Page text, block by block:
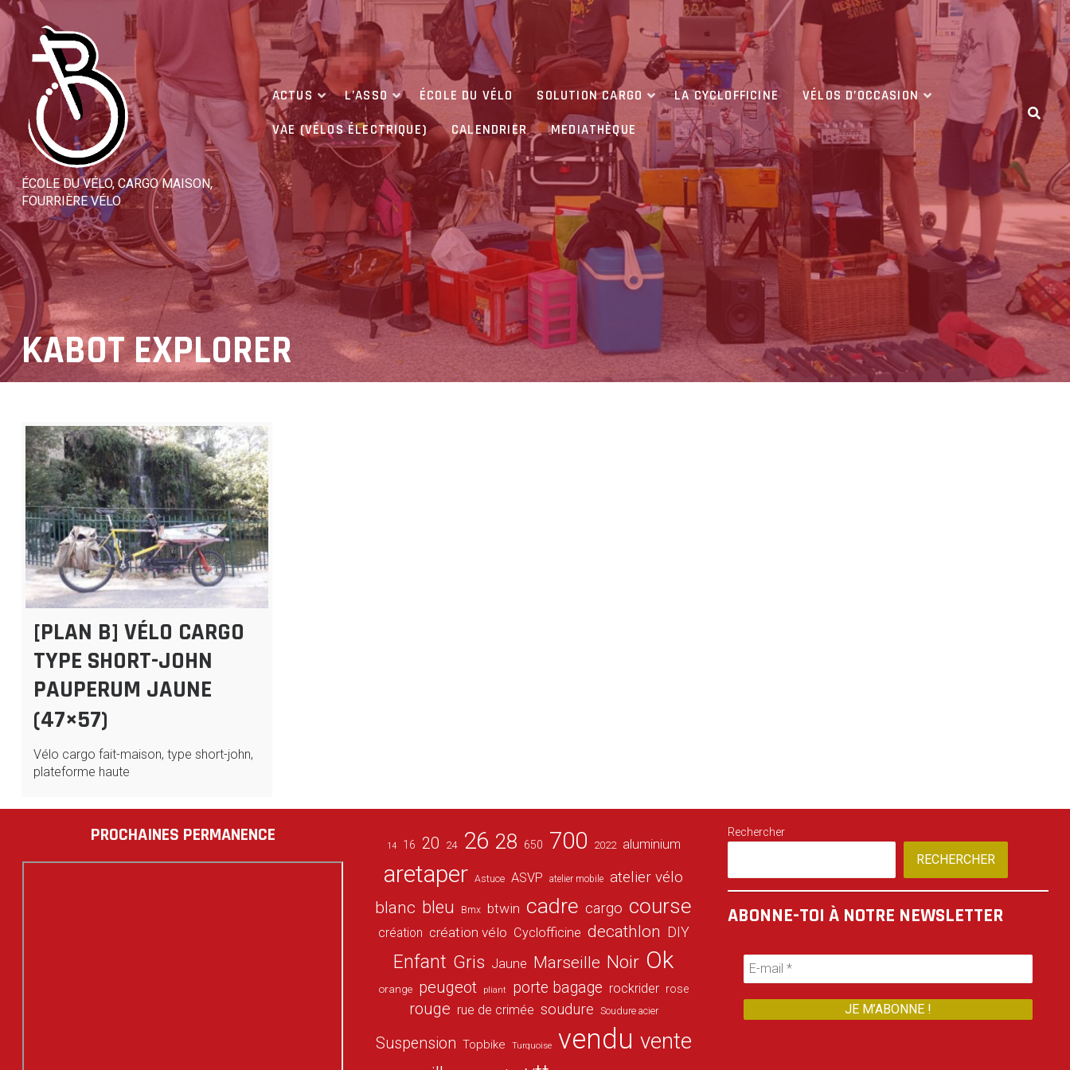
Skip
content
ÉCOLE DU VÉLO, CARGO MAISON,
FOURRIÈRE VÉLO
ACTUS L’ASSO ÉCOLE DU VÉLO SOLUTION CARGO LA CYCLOFFICINE
VÉLOS D’OCCASION
VAE (VÉLOS ÉLECTRIQUE)
CALENDRIER MEDIATHÈQUE
KABOT EXPLORER
[PLAN B] VÉLO CARGO
TYPE SHORT-JOHN
PAUPERUM JAUNE
(47×57)
Vélo cargo fait-maison, type short-john,
plateforme haute
PROCHAINES PERMANENCE 14 16 20 24 26 28 650 700 2022 aluminium
aretaper Astuce ASVP atelier mobile atelier vélo
blanc bleu Bmx btwin cadre cargo course
création création vélo Cyclofficine decathlon DIY
Enfant Gris Jaune Marseille Noir Ok
orange peugeot pliant porte bagage rockrider rose
rouge rue de crimée soudure Soudure acier
Suspension Topbike Turquoise vendu vente
Rechercher
RECHERCHER
ABONNE-TOI À NOTRE NEWSLETTER